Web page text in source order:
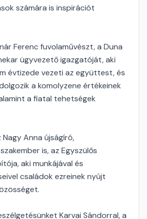
számára is inspirációt
Ferenc fuvolaművészt, a Duna
ügyvezető igazgatóját, aki
évtizede vezeti az együttest, és
a komolyzene értékeinek
a fiatal tehetségek
Anna újságíró,
is, az Egyszülős
aki munkájával és
családok ezreinek nyújt
Karvai Sándorral, a